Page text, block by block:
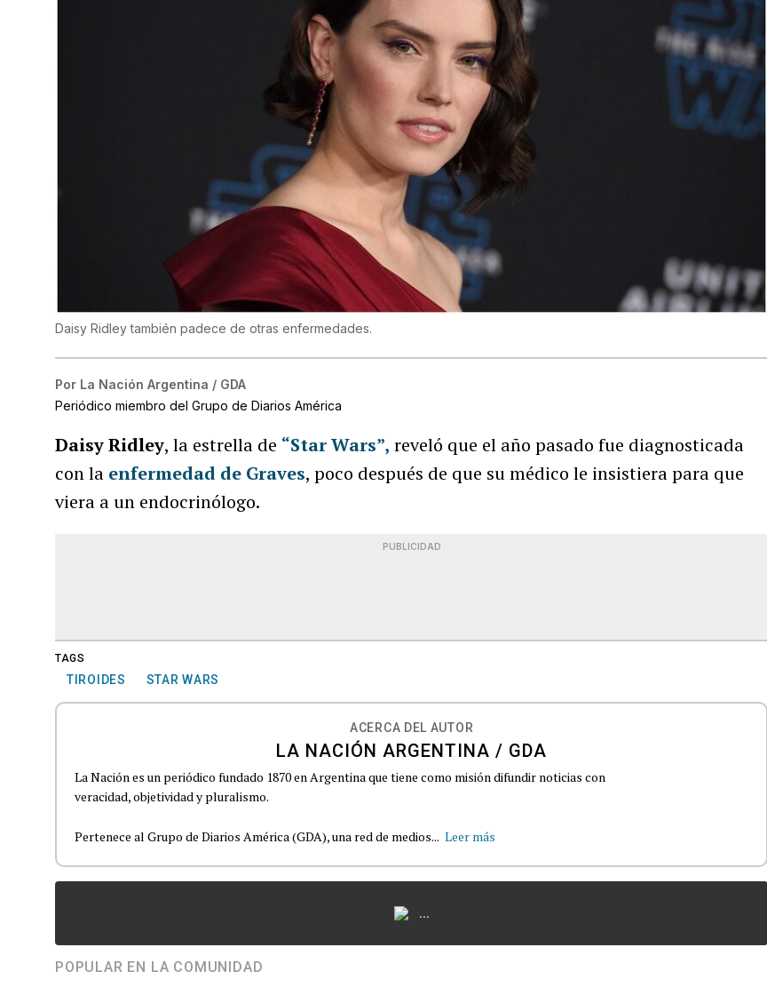
Daisy Ridley también padece de otras enfermedades.
Por La Nación Argentina / GDA
Periódico miembro del Grupo de Diarios América
Daisy Ridley, la estrella de “Star Wars”, reveló que el año pasado fue diagnosticada
con la enfermedad de Graves, poco después de que su médico le insistiera para que
viera a un endocrinólogo.
PUBLICIDAD
TAGS
TIROIDES STAR WARS
ACERCA DEL AUTOR
LA NACIÓN ARGENTINA / GDA
La Nación es un periódico fundado 1870 en Argentina que tiene como misión difundir noticias con
veracidad, objetividad y pluralismo.
Pertenece al Grupo de Diarios América (GDA), una red de medios... Leer más
...
POPULAR EN LA COMUNIDAD